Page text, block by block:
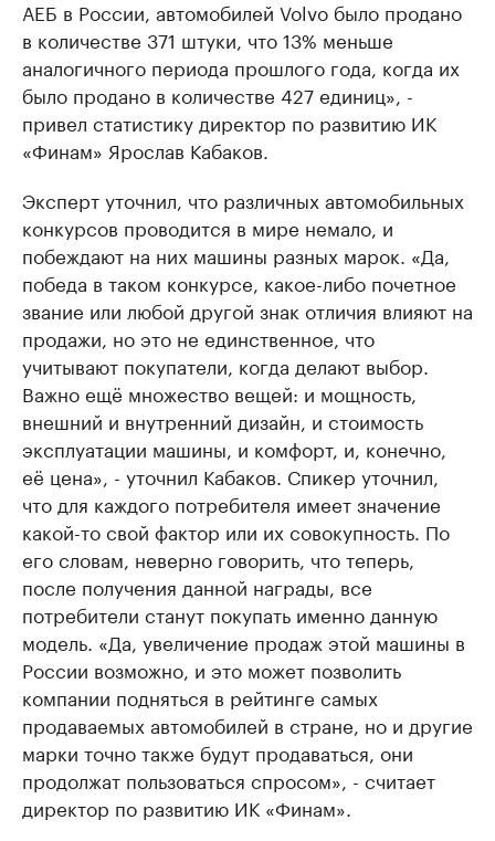
АЕБ в России, автомобилей Volvo было продано
в количестве 371 штуки, что 13% меньше
аналогичного периода прошлого года, когда их
было продано в количестве 427 единиц», -
привел статистику директор по развитию ИК
«Финам» Ярослав Кабаков.
Эксперт уточнил, что различных автомобильных
конкурсов проводится в мире немало, и
побеждают на них машины разных марок. «Да,
победа в таком конкурсе, какое-либо почетное
звание или любой другой знак отличия влияют на
продажи, но это не единственное, что
учитывают покупатели, когда делают выбор.
Важно ещё множество вещей: и мощность,
внешний и внутренний дизайн, и стоимость
эксплуатации машины, и комфорт, и, конечно,
её цена», - уточнил Кабаков. Спикер уточнил,
что для каждого потребителя имеет значение
какой-то свой фактор или их совокупность. По
его словам, неверно говорить, что теперь,
после получения данной награды, все
потребители станут покупать именно данную
модель. «Да, увеличение продаж этой машины в
России возможно, и это может позволить
компании подняться в рейтинге самых
продаваемых автомобилей в стране, но и другие
марки точно также будут продаваться, они
продолжат пользоваться спросом», - считает
директор по развитию ИК «Финам».